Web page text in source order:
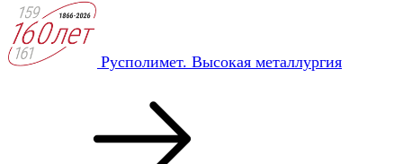
Русполимет. Высокая металлургия